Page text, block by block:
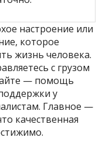
настроение или
которое
жизнь человека.
с грузом
— помощь
у
Главное —
качественная